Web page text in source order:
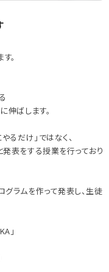
。
伸ばします。
るだけ」ではなく、
表をする授業を行っており
グラムを作って発表し、生徒
」